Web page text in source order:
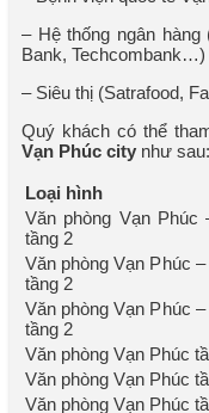
– Hệ thống ngân hàng
Bank, Techcombank…)
– Siêu thị (Satrafood,
Quý khách có thể
Vạn Phúc city như sau:
Loại hình
Văn phòng Vạn Phúc
tầng 2
Văn phòng Vạn Phúc
tầng 2
Văn phòng Vạn Phúc
tầng 2
Văn phòng Vạn Phúc
Văn phòng Vạn Phúc
Văn phòng Vạn Phúc